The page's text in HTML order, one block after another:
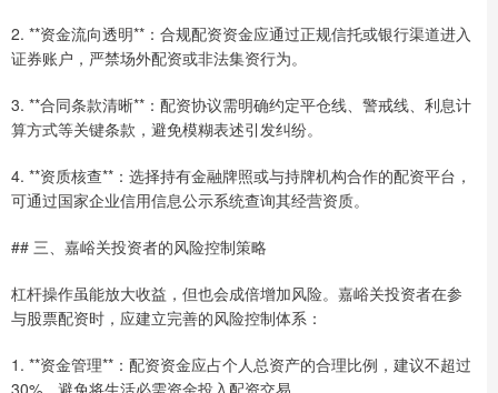
2. **资金流向透明**：合规配资资金应通过正规信托或银行渠道进入
证券账户，严禁场外配资或非法集资行为。
3. **合同条款清晰**：配资协议需明确约定平仓线、警戒线、利息计
算方式等关键条款，避免模糊表述引发纠纷。
4. **资质核查**：选择持有金融牌照或与持牌机构合作的配资平台，
可通过国家企业信用信息公示系统查询其经营资质。
## 三、嘉峪关投资者的风险控制策略
杠杆操作虽能放大收益，但也会成倍增加风险。嘉峪关投资者在参
与股票配资时，应建立完善的风险控制体系：
1. **资金管理**：配资资金应占个人总资产的合理比例，建议不超过